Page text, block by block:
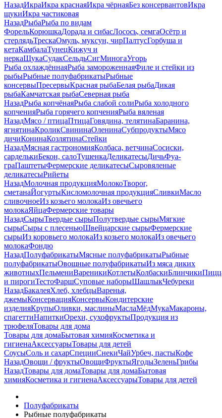
НазадИкраИкра краснаяИкра чёрнаяБез консервантовИкра
щукиИкра частиковая
НазадРыбаРыба по видам
ФорельКорюшкаДорада и сибасЛосось, семгаОсётр и
стерлядьТрескаОмуль, муксун, чирПалтусГорбуша и
кетаКамбалаТунецКижуч и
неркаЩукаСудакСельдьСигМиногаУгорь
Рыба охлаждённаяРыба замороженнаяФиле и стейки из
рыбыРыбные полуфабрикатыРыбные
консервыПресервыКрасная рыбаБелая рыбаДикая
рыбаКамчатская рыбаСеверная рыба
НазадРыба копчёнаяРыба слабой солиРыба холодного
копченияРыба горячего копченияРыба вяленая
НазадМясо / птицаПтицаГовядина, телятинаБаранина,
ягнятинаКроликСвининаОленинаСубпродуктыМясо
дичиКонинаКозлятинаСтейки
НазадМясная гастрономияКолбаса, ветчинаСосиски,
сарделькиБекон, салоТушенкаДеликатесыДичьФуа-
граПаштетыФермерские деликатесыСыровяленые
деликатесыРийеты
НазадМолочная продукцияМолокоТворог,
сметанаЙогуртыКисломолочная продукцияСливкиМасло
сливочноеИз козьего молокаИз овечьего
молокаЯйцаФермерские товары
НазадСырыТвердые сырыПолутвердые сырыМягкие
сырыСыры c плесеньюШвейцарские сырыФермерские
сырыИз коровьего молокаИз козьего молокаИз овечьего
молокаФондю
НазадПолуфабрикатыМясные полуфабрикатыРыбные
полуфабрикатыОвощные полуфабрикатыИз мяса диких
животныхПельмениВареникиКотлетыКолбаскиБлинчики
и пирогиТестоФаршСуповые наборыШашлыкЧебуреки
НазадБакалеяХлеб, хлебцыВаренья,
джемыКонсервацияКонсервыКондитерские
изделияКрупыОливки, маслиныМаслаМёдМукаМакароны,
спагеттиНапиткиОрехи, сухофруктыПродукция из
трюфеляТовары для дома
Товары для домаБытовая химияКосметика и
гигиенаАксессуарыТовары для детей
СоусыСоль и сахарСпецииСнекиЧайУрбеч, пастыКофе
НазадОвощи / фруктыОвощиФруктыЯгодыЗеленьГрибы
НазадТовары для домаТовары для домаБытовая
химияКосметика и гигиенаАксессуарыТовары для детей
Полуфабрикаты
Рыбные полуфабрикаты